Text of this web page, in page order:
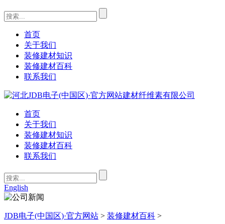
首页
关于我们
装修建材知识
装修建材百科
联系我们
首页
关于我们
装修建材知识
装修建材百科
联系我们
English
JDB电子(中国区)·官方网站 > 装修建材百科 >